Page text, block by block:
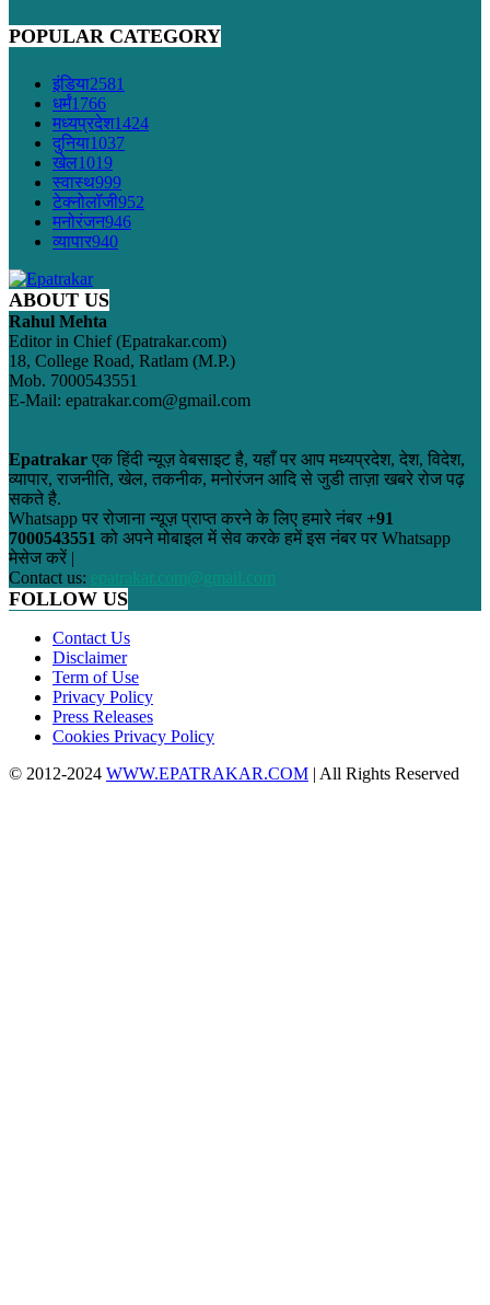
POPULAR CATEGORY
इंडिया2581
धर्मं1766
मध्यप्रदेश1424
दुनिया1037
खेल1019
स्वास्थ999
टेक्नोलॉजी952
मनोरंजन946
व्यापार940
ABOUT US
Rahul Mehta
Editor in Chief (Epatrakar.com)
18, College Road, Ratlam (M.P.)
Mob. 7000543551
E-Mail: epatrakar.com@gmail.com
Epatrakar एक हिंदी न्यूज़ वेबसाइट है, यहाँ पर आप मध्यप्रदेश, देश, विदेश,
व्यापार, राजनीति, खेल, तकनीक, मनोरंजन आदि से जुडी ताज़ा खबरे रोज पढ़
सकते है.
Whatsapp पर रोजाना न्यूज़ प्राप्त करने के लिए हमारे नंबर +91
7000543551 को अपने मोबाइल में सेव करके हमें इस नंबर पर Whatsapp
मेसेज करें |
Contact us: epatrakar.com@gmail.com
FOLLOW US
Contact Us
Disclaimer
Term of Use
Privacy Policy
Press Releases
Cookies Privacy Policy
© 2012-2024 WWW.EPATRAKAR.COM | All Rights Reserved